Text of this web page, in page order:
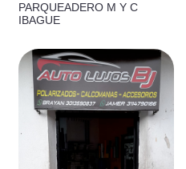
PARQUEADERO M Y C
IBAGUE